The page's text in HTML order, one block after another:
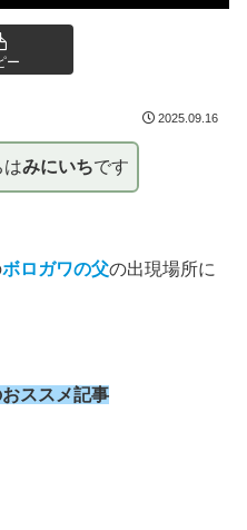
ー
2025.09.16
はみにいちです
ボロガワの父の出現場所に
ススメ記事